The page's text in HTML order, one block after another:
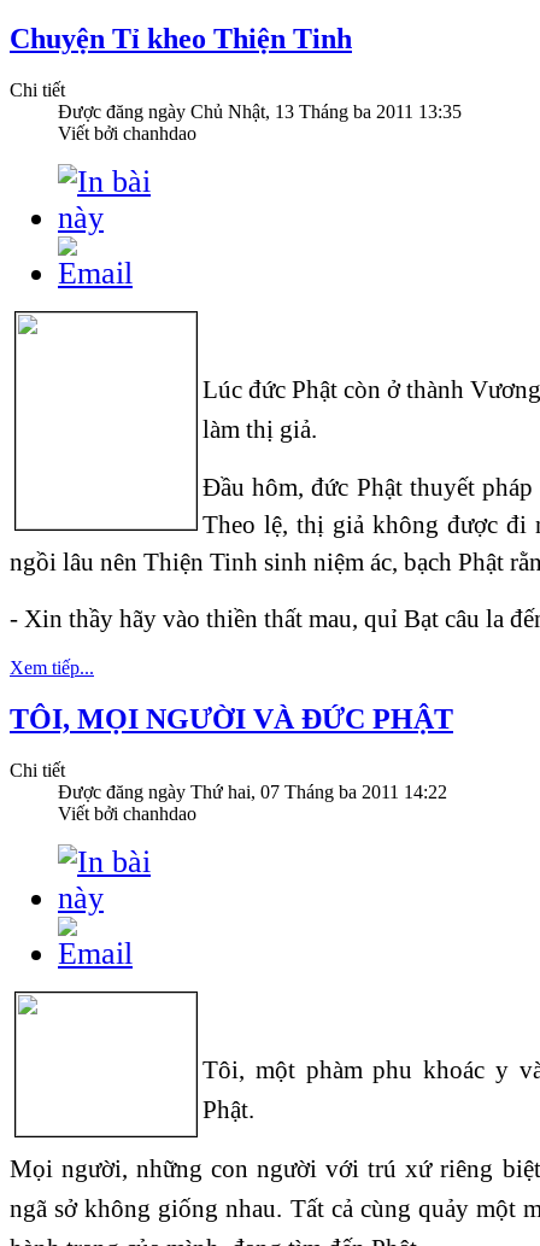
Chuyện Tỉ kheo Thiện Tinh
Chi tiết
Được đăng ngày Chủ Nhật, 13 Tháng ba 2011 13:35
Viết bởi chanhdao
Lúc đức Phật còn ở thành
làm thị giả.
Đầu hôm, đức Phật thuyết
Theo lệ, thị giả không được đi
ngồi lâu nên Thiện Tinh sinh niệm ác, bạch Phật
- Xin thầy hãy vào thiền thất mau, quỉ Bạt câu la
Xem tiếp...
TÔI, MỌI NGƯỜI VÀ ĐỨC PHẬT
Chi tiết
Được đăng ngày Thứ hai, 07 Tháng ba 2011 14:22
Viết bởi chanhdao
Tôi, một phàm phu khoác y
Phật.
Mọi người, những con người với trú xứ riêng
ngã sở không giống nhau. Tất cả cùng quảy một